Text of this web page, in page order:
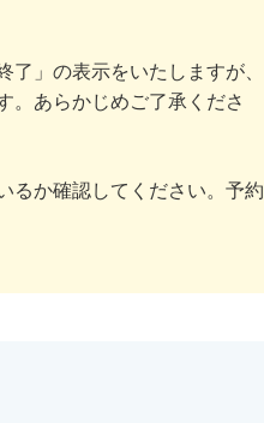
」の表示をいたしますが、
。あらかじめご了承くださ
るか確認してください。予約